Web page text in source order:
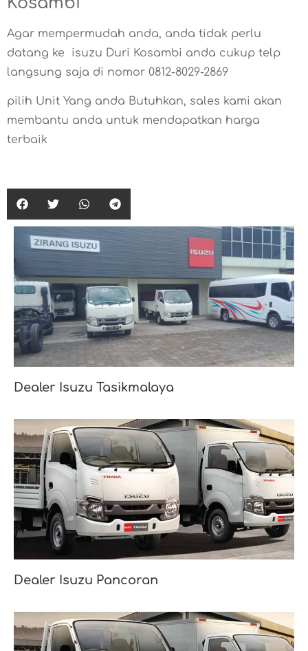
Agar mempermudah anda, anda tidak perlu
datang ke isuzu Duri Kosambi anda cukup telp
langsung saja di nomor 0812-8029-2869
pilih Unit Yang anda Butuhkan, sales kami akan
membantu anda untuk mendapatkan harga
terbaik
Dealer Isuzu Tasikmalaya
Dealer Isuzu Pancoran